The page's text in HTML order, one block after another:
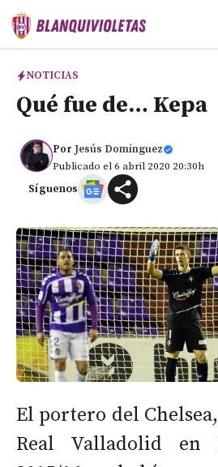
Saltar
NOTICIAS
Qué fue de… Kepa
Por Jesús Domínguez
Publicado el 6 abril 2020 20:30h
Síguenos
El portero del
Real Valladolid en